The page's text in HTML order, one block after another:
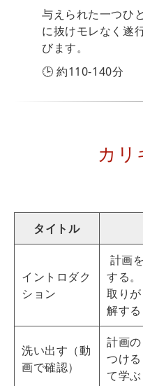
与えられた一つひ
に抜けモレなく遂
びます。
🕒 約110-140分
カリ
タイトル
イントロダク
ション
計画
する
取り
解する
洗い出す（動
画で確認）
計画
つけ
て学ぶ